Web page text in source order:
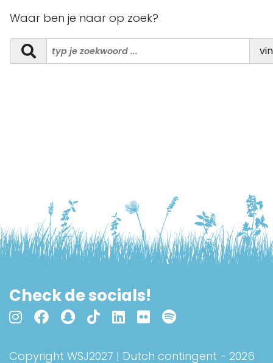
Waar ben je naar op zoek?
Check de socials!
Copyright WSJ2027 | Dutch contingent - 2026